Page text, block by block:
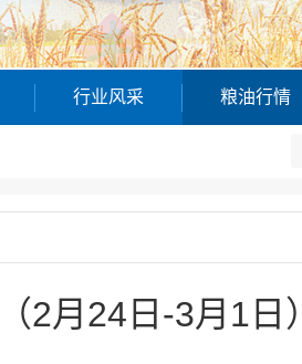
行业风采 粮油行情
2月24日-3月1日）